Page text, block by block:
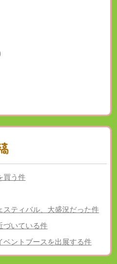
買う件
スティバル、大盛況だった件
づいている件
ベントブースを出展する件